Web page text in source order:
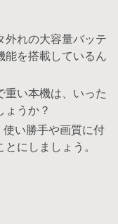
外れの大容量バッテ
能を搭載しているん
重い本機は、いった
ょうか？
使い勝手や画質に付
にしましょう。